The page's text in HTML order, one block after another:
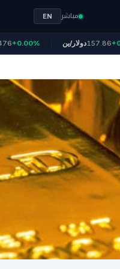
مباشر EN
دولار/ين157.86+0.00%